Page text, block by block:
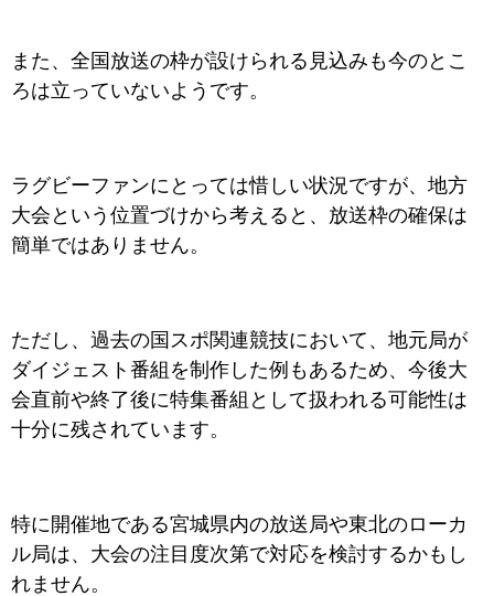
また、全国放送の枠が設けられる見込みも今のとこ
ろは立っていないようです。
ラグビーファンにとっては惜しい状況ですが、地方
大会という位置づけから考えると、放送枠の確保は
簡単ではありません。
ただし、過去の国スポ関連競技において、地元局が
ダイジェスト番組を制作した例もあるため、今後大
会直前や終了後に特集番組として扱われる可能性は
十分に残されています。
特に開催地である宮城県内の放送局や東北のローカ
ル局は、大会の注目度次第で対応を検討するかもし
れません。